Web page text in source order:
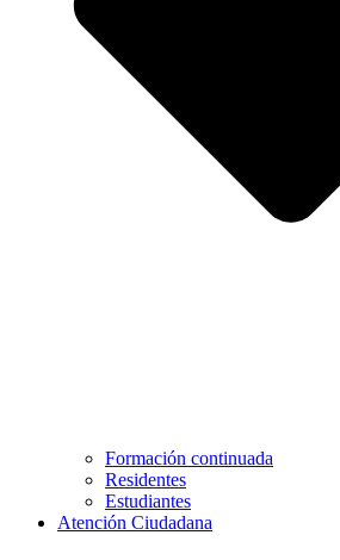
Formación continuada
Residentes
Estudiantes
Atención Ciudadana